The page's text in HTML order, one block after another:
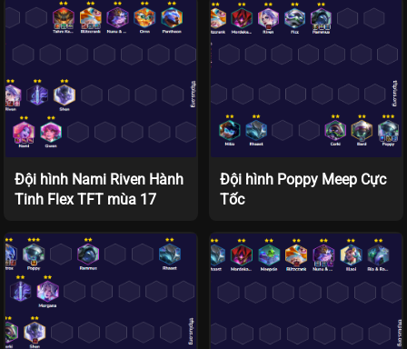
Đội hình Nami Riven Hành
Tinh Flex TFT mùa 17
Đội hình Poppy Meep Cực
Tốc